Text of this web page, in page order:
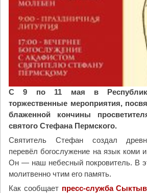
С 9 по 11 мая в
торжественные мероприятия,
блаженной кончины
святого Стефана Пермского.
Святитель Стефан создал
перевёл богослужение на язык коми
Он — наш небесный покровитель. В
молитвенно чтим его память.
Как сообщает пресс-служба